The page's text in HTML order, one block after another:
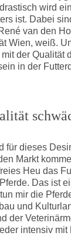
wird
ist. Dabei
van den
Wien, weiß.
der Qualität
in der
für dieses
Markt
Heu das
Das ist
mir die
und
der
intensiv